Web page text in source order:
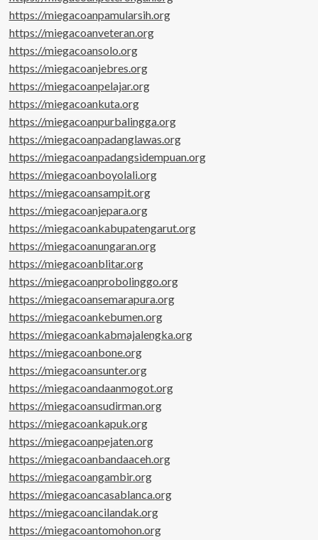
https://miegacoanpamularsih.org
https://miegacoanveteran.org
https://miegacoansolo.org
https://miegacoanjebres.org
https://miegacoanpelajar.org
https://miegacoankuta.org
https://miegacoanpurbalingga.org
https://miegacoanpadanglawas.org
https://miegacoanpadangsidempuan.org
https://miegacoanboyolali.org
https://miegacoansampit.org
https://miegacoanjepara.org
https://miegacoankabupatengarut.org
https://miegacoanungaran.org
https://miegacoanblitar.org
https://miegacoanprobolinggo.org
https://miegacoansemarapura.org
https://miegacoankebumen.org
https://miegacoankabmajalengka.org
https://miegacoanbone.org
https://miegacoansunter.org
https://miegacoandaanmogot.org
https://miegacoansudirman.org
https://miegacoankapuk.org
https://miegacoanpejaten.org
https://miegacoanbandaaceh.org
https://miegacoangambir.org
https://miegacoancasablanca.org
https://miegacoancilandak.org
https://miegacoantomohon.org